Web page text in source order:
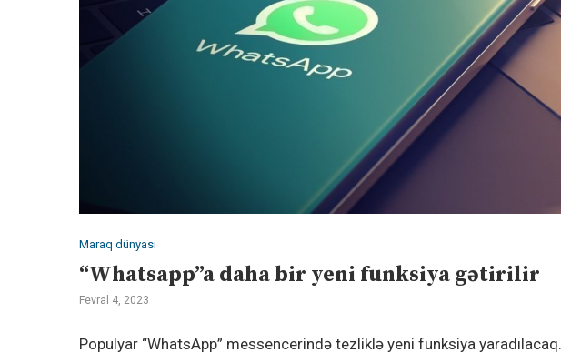
Maraq dünyası
“Whatsapp”a daha bir yeni funksiya gətirilir
Fevral 4, 2023
Populyar “WhatsApp” messencerində tezliklə yeni funksiya yaradılacaq.